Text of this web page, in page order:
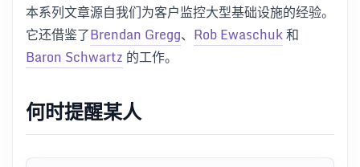
本系列文章源自我们为客户监控大型基础设施的经验。
它还借鉴了Brendan Gregg、 Rob Ewaschuk和
Baron Schwartz 的工作。
何时提醒某人